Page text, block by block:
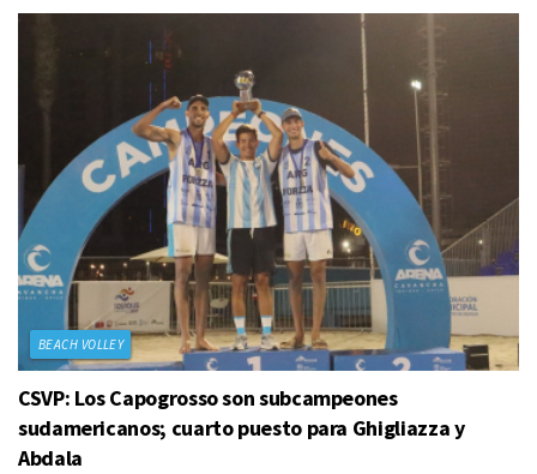
BEACH VOLLEY
CSVP: Los Capogrosso son subcampeones
sudamericanos; cuarto puesto para Ghigliazza y
Abdala